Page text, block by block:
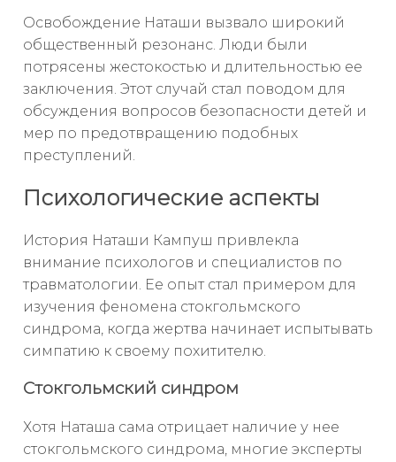
Освобождение Наташи вызвало широкий
общественный резонанс. Люди были
потрясены жестокостью и длительностью ее
заключения. Этот случай стал поводом для
обсуждения вопросов безопасности детей и
мер по предотвращению подобных
преступлений.
Психологические аспекты
История Наташи Кампуш привлекла
внимание психологов и специалистов по
травматологии. Ее опыт стал примером для
изучения феномена стокгольмского
синдрома, когда жертва начинает испытывать
симпатию к своему похитителю.
Стокгольмский синдром
Хотя Наташа сама отрицает наличие у нее
стокгольмского синдрома, многие эксперты